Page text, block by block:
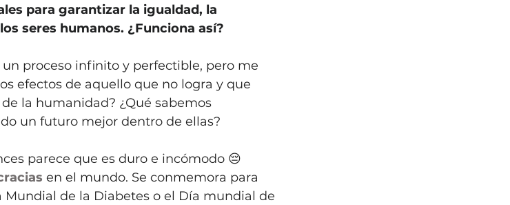
para garantizar la igualdad, la
seres humanos. ¿Funciona así?
proceso infinito y perfectible, pero me
efectos de aquello que no logra y que
la humanidad? ¿Qué sabemos
un futuro mejor dentro de ellas?
parece que es duro e incómodo 😔
en el mundo. Se conmemora para
de la Diabetes o el Día mundial de